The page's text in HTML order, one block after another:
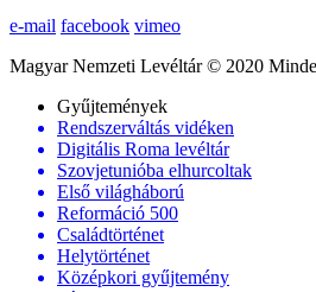
e-mail facebook vimeo
Magyar Nemzeti Levéltár © 2020
Gyűjtemények
Rendszerváltás vidéken
Digitális Roma levéltár
Szovjetunióba elhurcoltak
Első világháború
Reformáció 500
Családtörténet
Helytörténet
Középkori gyűjtemény